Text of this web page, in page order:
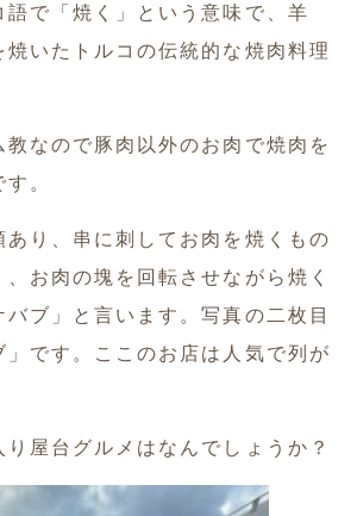
語で「焼く」という意味で、羊
焼いたトルコの伝統的な焼肉料理
教なので豚肉以外のお肉で焼肉を
。
あり、串に刺してお肉を焼くもの
お肉の塊を回転させながら焼く
バブ」と言います。写真の二枚目
」です。ここのお店は人気で列が
屋台グルメはなんでしょうか？